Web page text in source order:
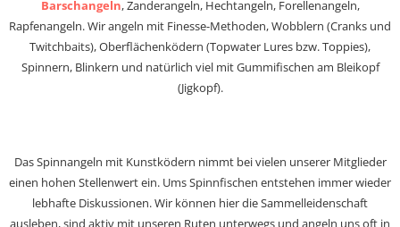
Barschangeln, Zanderangeln, Hechtangeln, Forellenangeln,
Rapfenangeln. Wir angeln mit Finesse-Methoden, Wobblern (Cranks und
Twitchbaits), Oberflächenködern (Topwater Lures bzw. Toppies),
Spinnern, Blinkern und natürlich viel mit Gummifischen am Bleikopf
(Jigkopf).
Das Spinnangeln mit Kunstködern nimmt bei vielen unserer Mitglieder
einen hohen Stellenwert ein. Ums Spinnfischen entstehen immer wieder
lebhafte Diskussionen. Wir können hier die Sammelleidenschaft